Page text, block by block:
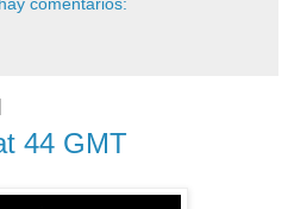
44 GMT